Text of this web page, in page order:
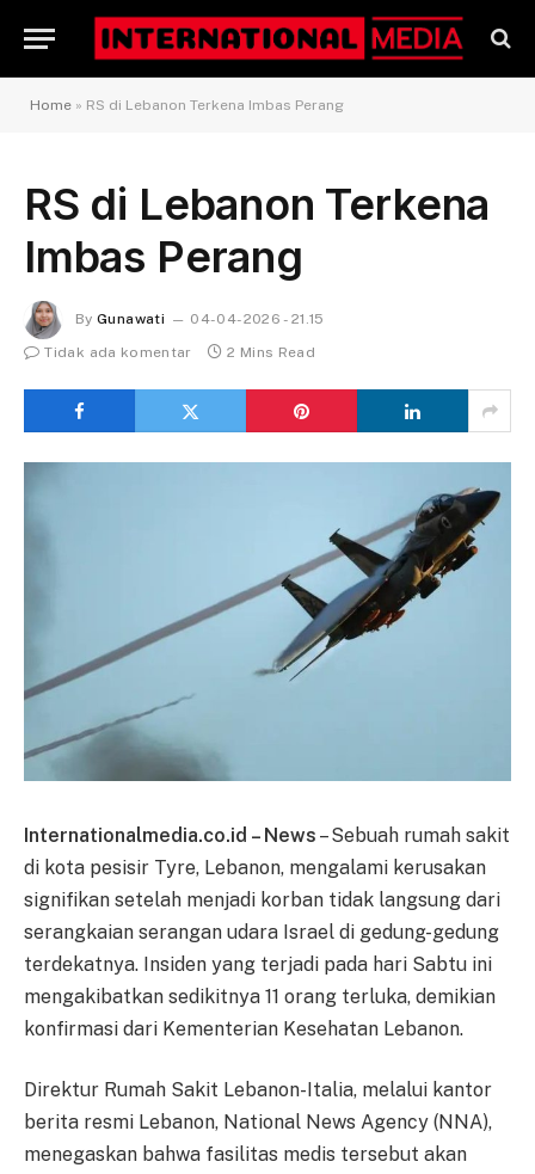
Home » RS di Lebanon Terkena Imbas Perang
RS di Lebanon Terkena
Imbas Perang
By Gunawati
04-04-2026 - 21.15
Tidak ada komentar
2 Mins Read
Internationalmedia.co.id – News – Sebuah rumah sakit
di kota pesisir Tyre, Lebanon, mengalami kerusakan
signifikan setelah menjadi korban tidak langsung dari
serangkaian serangan udara Israel di gedung-gedung
terdekatnya. Insiden yang terjadi pada hari Sabtu ini
mengakibatkan sedikitnya 11 orang terluka, demikian
konfirmasi dari Kementerian Kesehatan Lebanon.
Direktur Rumah Sakit Lebanon-Italia, melalui kantor
berita resmi Lebanon, National News Agency (NNA),
menegaskan bahwa fasilitas medis tersebut akan